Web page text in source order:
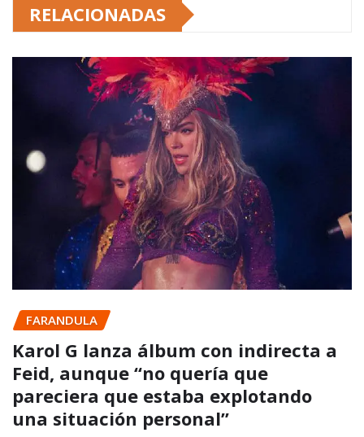
RELACIONADAS
FARANDULA
Karol G lanza álbum con indirecta a
Feid, aunque “no quería que
pareciera que estaba explotando
una situación personal”